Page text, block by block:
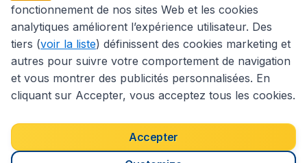
Déclaration d’accessibilité
Conditions générales
Déclaration de confidentialité
Droits d’auteur © 2026
fonctionnement de nos sites Web et les cookies
analytiques améliorent l’expérience utilisateur. Des
tiers (voir la liste) définissent des cookies marketing et
autres pour suivre votre comportement de navigation
et vous montrer des publicités personnalisées. En
cliquant sur Accepter, vous acceptez tous les cookies.
Accepter